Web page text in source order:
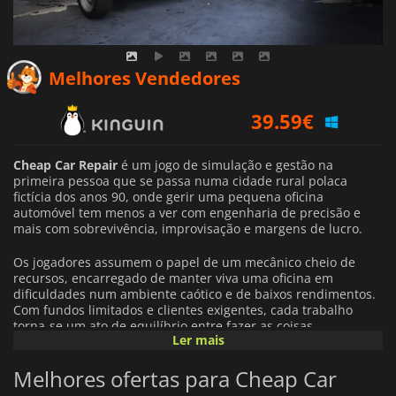
Melhores Vendedores
19.69€
39.56€
Cheap Car Repair é um jogo de simulação e gestão na
primeira pessoa que se passa numa cidade rural polaca
fictícia dos anos 90, onde gerir uma pequena oficina
automóvel tem menos a ver com engenharia de precisão e
mais com sobrevivência, improvisação e margens de lucro.
Os jogadores assumem o papel de um mecânico cheio de
recursos, encarregado de manter viva uma oficina em
dificuldades num ambiente caótico e de baixos rendimentos.
Com fundos limitados e clientes exigentes, cada trabalho
torna-se um ato de equilíbrio entre fazer as coisas
forma suficientemente barata para se manter
A jogabilidade centra-se na mecânica de reparação de
Ler mais
Melhores ofertas para Cheap Car